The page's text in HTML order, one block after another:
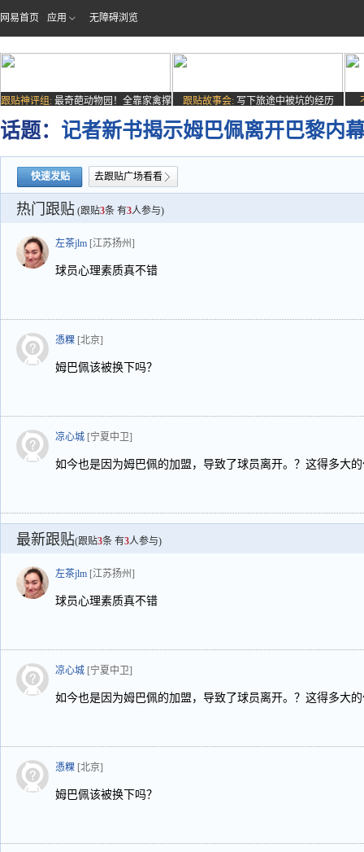
网易首页 应用 无障碍浏览
跟贴神评组: 最奇葩动物园！全靠家禽撑
场子
跟贴故事会: 写下旅途中被坑的经历
话题： 记者新书揭示姆巴佩离开巴黎内
快速发贴 去跟贴广场看看
热门跟贴 (跟贴3条 有3人参与)
左茶jlm [江苏扬州]
球员心理素质真不错
憑粿 [北京]
姆巴佩该被换下吗？
凉心城 [宁夏中卫]
如今也是因为姆巴佩的加盟，导致了球员离开。？这得多大
最新跟贴(跟贴3条 有3人参与)
左茶jlm [江苏扬州]
球员心理素质真不错
凉心城 [宁夏中卫]
如今也是因为姆巴佩的加盟，导致了球员离开。？这得多大
憑粿 [北京]
姆巴佩该被换下吗？